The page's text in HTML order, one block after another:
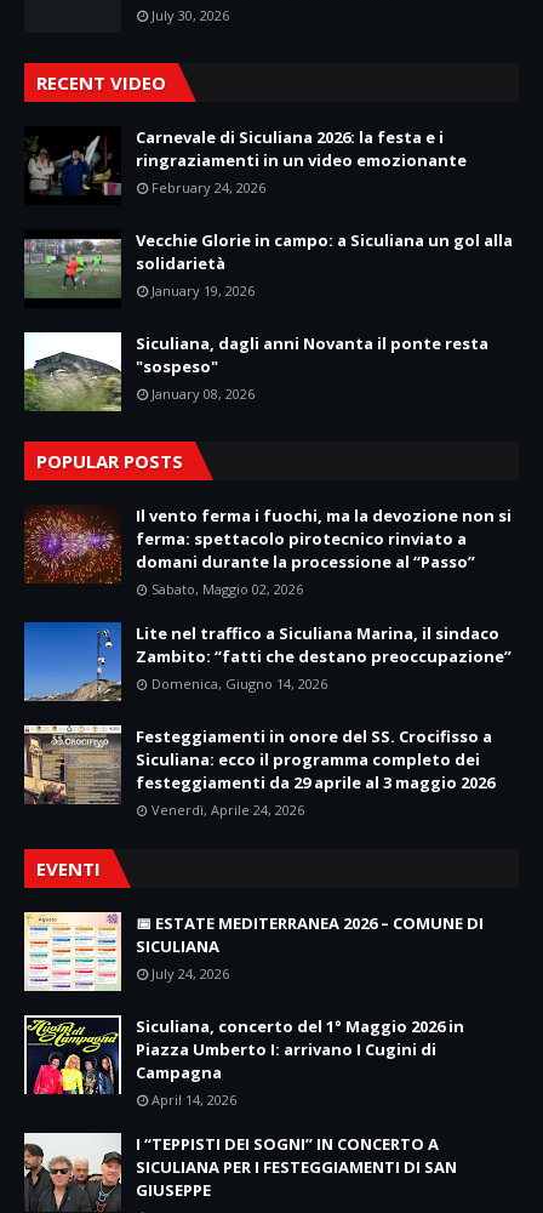
July 30, 2026
RECENT VIDEO
Carnevale di Siculiana 2026: la festa e i
ringraziamenti in un video emozionante
February 24, 2026
Vecchie Glorie in campo: a Siculiana un gol alla
solidarietà
January 19, 2026
Siculiana, dagli anni Novanta il ponte resta
"sospeso"
January 08, 2026
POPULAR POSTS
Il vento ferma i fuochi, ma la devozione non si
ferma: spettacolo pirotecnico rinviato a
domani durante la processione al “Passo”
Sabato, Maggio 02, 2026
Lite nel traffico a Siculiana Marina, il sindaco
Zambito: “fatti che destano preoccupazione”
Domenica, Giugno 14, 2026
Festeggiamenti in onore del SS. Crocifisso a
Siculiana: ecco il programma completo dei
festeggiamenti da 29 aprile al 3 maggio 2026
Venerdì, Aprile 24, 2026
EVENTI
📅 ESTATE MEDITERRANEA 2026 – COMUNE DI
SICULIANA
July 24, 2026
Siculiana, concerto del 1° Maggio 2026 in
Piazza Umberto I: arrivano I Cugini di
Campagna
April 14, 2026
I “TEPPISTI DEI SOGNI” IN CONCERTO A
SICULIANA PER I FESTEGGIAMENTI DI SAN
GIUSEPPE